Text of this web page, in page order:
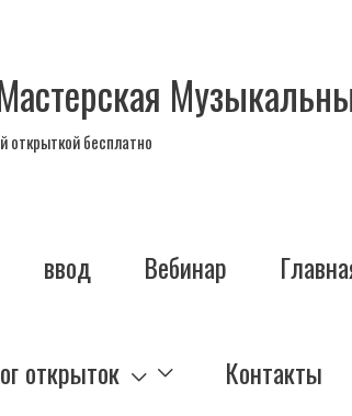
открыткой бесплатно
ввод Вебинар
открыток Контакты